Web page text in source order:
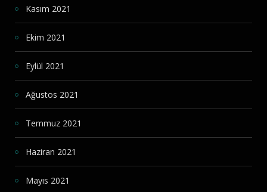
Kasım 2021
Ekim 2021
Eylül 2021
Ağustos 2021
Temmuz 2021
Haziran 2021
Mayıs 2021